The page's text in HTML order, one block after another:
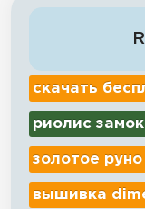
скачать
риолис
золотое
вышивка